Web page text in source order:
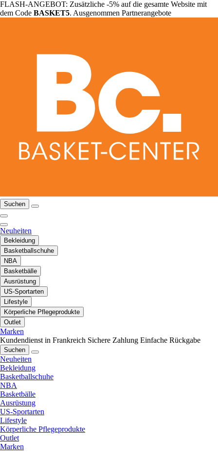
FLASH-ANGEBOT: Zusätzliche -5% auf die gesamte Website mit
dem Code BASKET5. Ausgenommen Partnerangebote
Suchen
Neuheiten
Bekleidung
Basketballschuhe
NBA
Basketbälle
Ausrüstung
US-Sportarten
Lifestyle
Körperliche Pflegeprodukte
Outlet
Marken
Kundendienst in Frankreich Sichere Zahlung Einfache Rückgabe
Suchen
Neuheiten
Bekleidung
Basketballschuhe
NBA
Basketbälle
Ausrüstung
US-Sportarten
Lifestyle
Körperliche Pflegeprodukte
Outlet
Marken